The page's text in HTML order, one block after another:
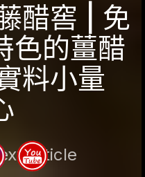
醋窖 | 免
色的薑醋
料小量
article